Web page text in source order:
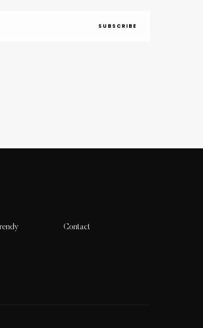
SUBSCRIBE
Contact